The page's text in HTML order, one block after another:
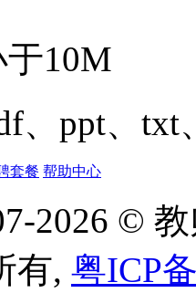
10M
、ppt、txt
套餐 帮助中心
2026 ©
有, 粤ICP